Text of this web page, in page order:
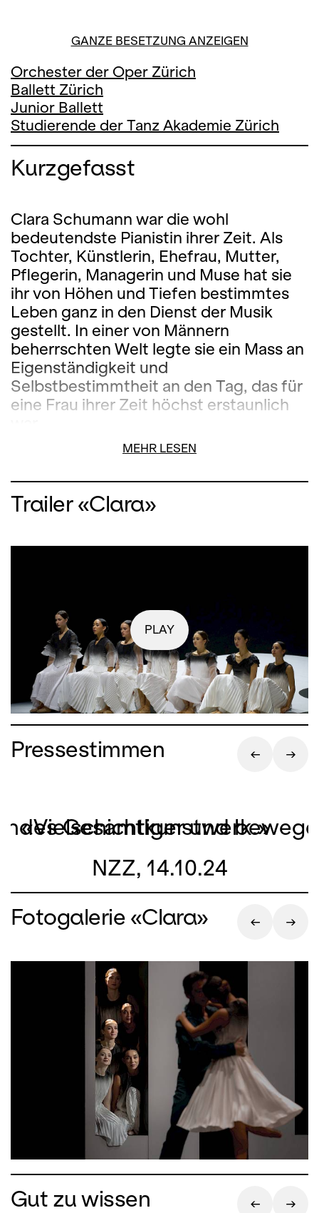
GANZE BESETZUNG ANZEIGEN
Orchester der Oper Zürich
Ballett Zürich
Junior Ballett
Studierende der Tanz Akademie Zürich
Kurzgefasst
Clara Schumann war die wohl
bedeutendste Pianistin ihrer Zeit. Als
Tochter, Künstlerin, Ehefrau, Mutter,
Pflegerin, Managerin und Muse hat sie
ihr von Höhen und Tiefen bestimmtes
Leben ganz in den Dienst der Musik
gestellt. In einer von Männern
beherrschten Welt legte sie ein Mass an
Eigenständigkeit und
Selbstbestimmtheit an den Tag, das für
eine Frau ihrer Zeit höchst erstaunlich
Cathy Marston begibt sich auf die
nimmt in ihrem 2024 uraufgeführten
Ballett vor allem Clara und ihre
Robert Schumann und die Verbindung
Verantwortung.
MEHR LESEN
Trailer «Clara»
PLAY
Pressestimmen
Gesamtkunstwerk.»
«Vielschichtiger und
NZZ, 14.10.24
Fotogalerie «Clara»
Gut zu wissen